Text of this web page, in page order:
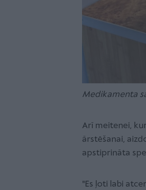
Medikamenta
Arī meitenei,
ārstēšanai,
apstiprināta
"Es ļoti labi